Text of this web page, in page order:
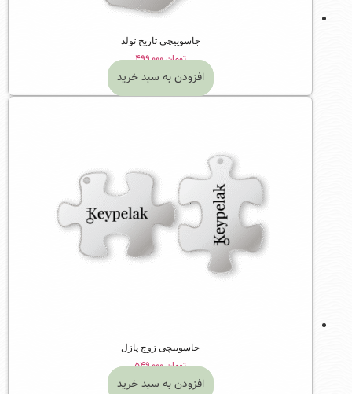
جاسوییچی تاریخ تولد
تومان۴۹۹,۰۰۰
افزودن به سبد خرید
جاسوییچی زوج پازل
تومان۵۴۹,۰۰۰
افزودن به سبد خرید